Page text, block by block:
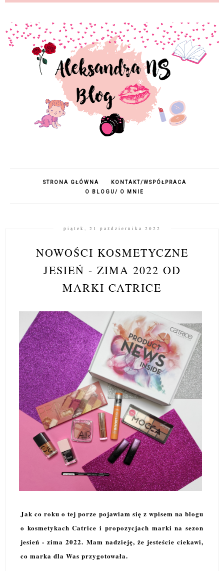
STRONA GŁÓWNA
KONTAKT/WSPÓŁPRACA
O BLOGU/ O MNIE
piątek, 21 października 2022
NOWOŚCI KOSMETYCZNE
JESIEŃ - ZIMA 2022 OD
MARKI CATRICE
Jak co roku o tej porze pojawiam się z wpisem na blogu
o kosmetykach Catrice i propozycjach marki na sezon
jesień - zima 2022. Mam nadzieję, że jesteście ciekawi,
co marka dla Was przygotowała.